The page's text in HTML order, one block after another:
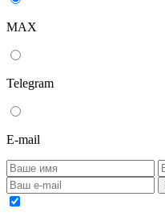
MAX
Telegram
E-mail